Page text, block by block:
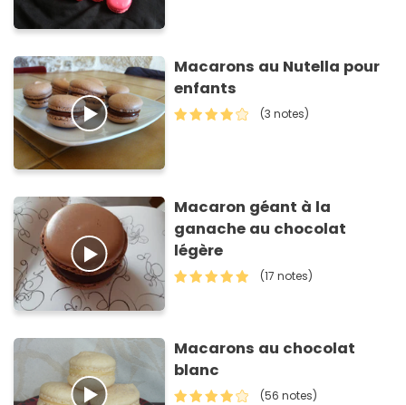
Macarons au Nutella pour
enfants
(3 notes)
Macaron géant à la
ganache au chocolat
légère
(17 notes)
Macarons au chocolat
blanc
(56 notes)